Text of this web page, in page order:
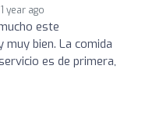
1 year ago
este
bien. La comida
es de primera,